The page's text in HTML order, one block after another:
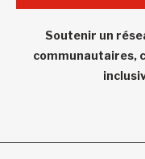
Soutenir un
communautaires,